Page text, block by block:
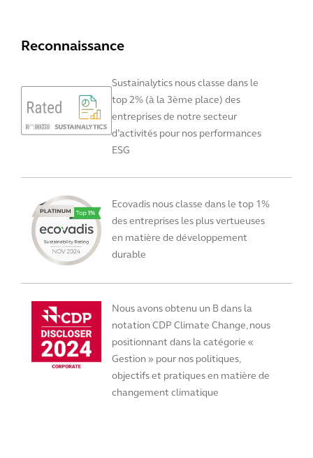
Reconnaissance
Sustainalytics nous classe dans le
top 2% (à la 3ème place) des
entreprises de notre secteur
d’activités pour nos performances
ESG
Ecovadis nous classe dans le top 1%
des entreprises les plus vertueuses
en matière de développement
durable
Nous avons obtenu un B dans la
notation CDP Climate Change, nous
positionnant dans la catégorie «
Gestion » pour nos politiques,
objectifs et pratiques en matière de
changement climatique